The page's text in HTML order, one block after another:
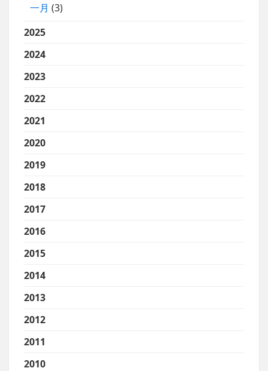
一月 (3)
2025
2024
2023
2022
2021
2020
2019
2018
2017
2016
2015
2014
2013
2012
2011
2010